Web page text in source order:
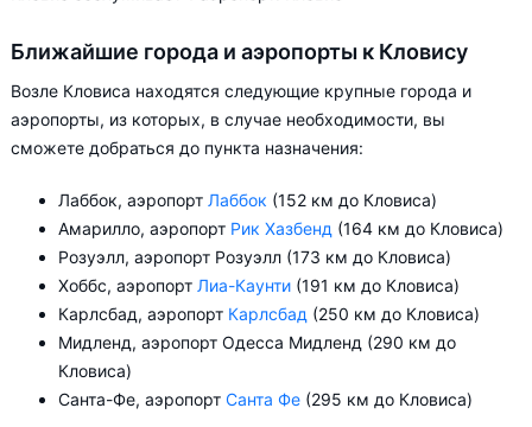
Ближайшие города и аэропорты к Кловису
Возле Кловиса находятся следующие крупные города и
аэропорты, из которых, в случае необходимости, вы
сможете добраться до пункта назначения:
Лаббок, аэропорт Лаббок (152 км до Кловиса)
Амарилло, аэропорт Рик Хазбенд (164 км до Кловиса)
Розуэлл, аэропорт Розуэлл (173 км до Кловиса)
Хоббс, аэропорт Лиа-Каунти (191 км до Кловиса)
Карлсбад, аэропорт Карлсбад (250 км до Кловиса)
Мидленд, аэропорт Одесса Мидленд (290 км до
Кловиса)
Санта-Фе, аэропорт Санта Фе (295 км до Кловиса)